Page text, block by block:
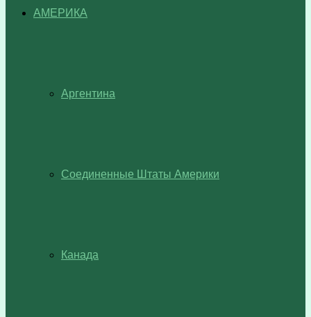
АМЕРИКА
Аргентина
Соединенные Штаты Америки
Канада